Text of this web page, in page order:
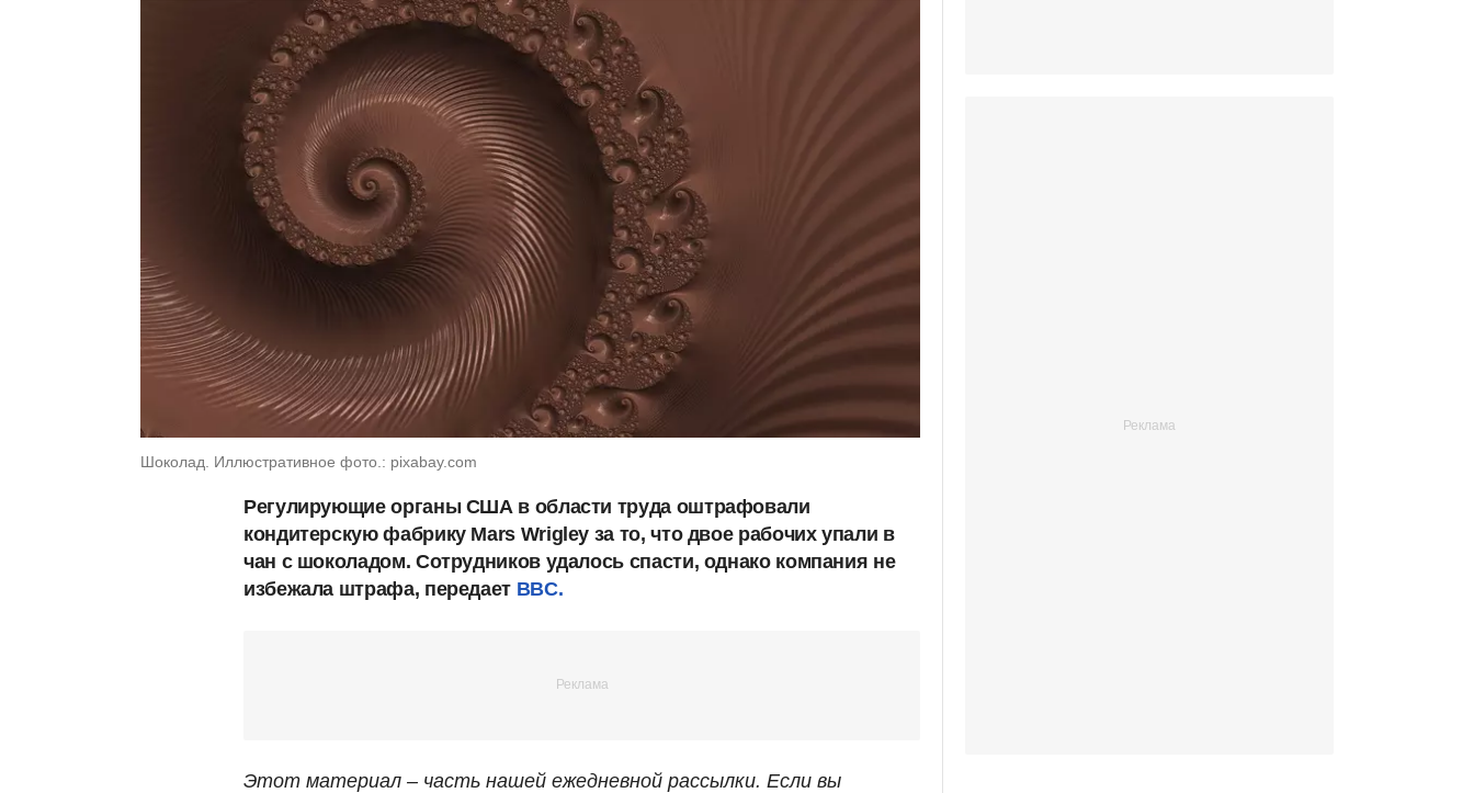
Шоколад. Иллюстративное фото.: pixabay.com
Регулирующие органы США в области труда оштрафовали
кондитерскую фабрику Mars Wrigley за то, что двое рабочих упали в
чан с шоколадом. Сотрудников удалось спасти, однако компания не
избежала штрафа, передает BBC.
Этот материал – часть нашей ежедневной рассылки. Если вы